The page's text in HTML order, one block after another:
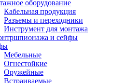
оборудование
Кабельная продукция
Разъемы и переходники
Инструмент для монтажа
и сейфы
Мебельные
Огнестойкие
Оружейные
Встраиваемые